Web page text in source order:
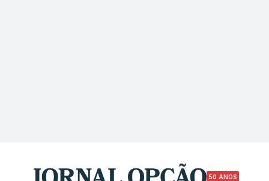
50 ANOS